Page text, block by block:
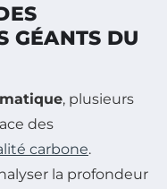
GÉANTS DU
, plusieurs
des
carbone.
la profondeur